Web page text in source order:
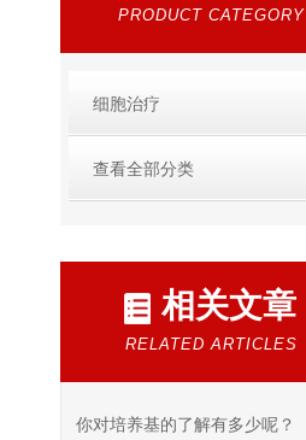
PRODUCT CATEGORY
细胞治疗
查看全部分类
相关文章
RELATED ARTICLES
你对培养基的了解有多少呢？